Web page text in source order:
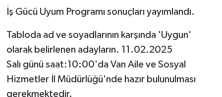
İş Gücü Uyum Programı sonuçları yayımlandı.
Tabloda ad ve soyadlarının karşında 'Uygun'
olarak belirlenen adayların. 11.02.2025
Salı günü saat:10:00'da Van Aile ve Sosyal
Hizmetler İl Müdürlüğü'nde hazır bulunulması
gerekmektedir.